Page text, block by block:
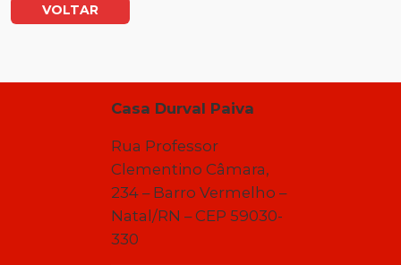
VOLTAR
Casa Durval Paiva
Rua Professor
Clementino Câmara,
234 – Barro Vermelho –
Natal/RN – CEP 59030-
330